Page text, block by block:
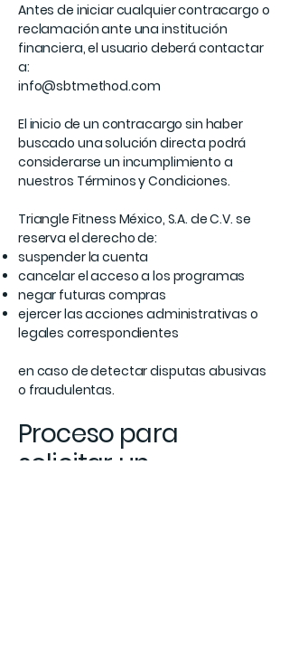
Antes de iniciar cualquier contracargo o
reclamación ante una institución
financiera, el usuario deberá contactar
a:
info@sbtmethod.com
El inicio de un contracargo sin haber
buscado una solución directa podrá
considerarse un incumplimiento a
nuestros Términos y Condiciones.
Triangle Fitness México, S.A. de C.V. se
reserva el derecho de:
suspender la cuenta
cancelar el acceso a los programas
negar futuras compras
ejercer las acciones administrativas o
legales correspondientes
en caso de detectar disputas abusivas
o fraudulentas.
Proceso para
solicitar un